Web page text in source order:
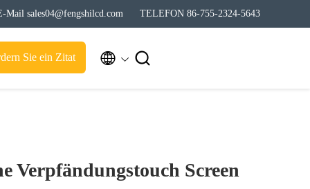
Mail sales04@fengshilcd.com TELEFON 86-755-2324-5643
Sie ein Zitat  
Verpfändungstouch Screen